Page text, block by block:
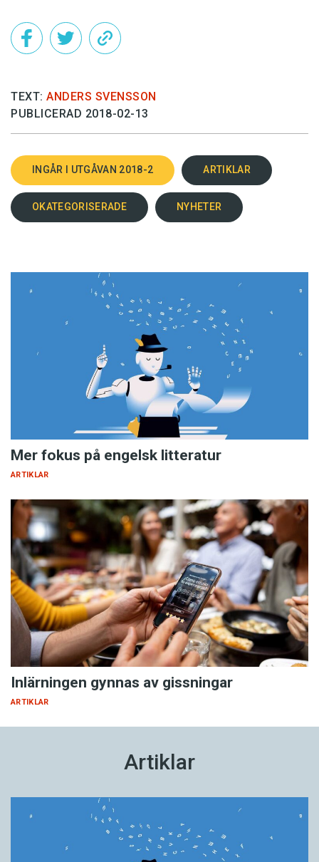
TEXT: ANDERS SVENSSON
PUBLICERAD 2018-02-13
INGÅR I UTGÅVAN 2018-2 ARTIKLAR
OKATEGORISERADE NYHETER
Mer fokus på engelsk litteratur
ARTIKLAR
Inlärningen gynnas av gissningar
ARTIKLAR
Artiklar